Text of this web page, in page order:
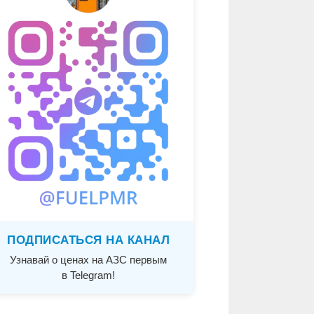
ПОДПИСАТЬСЯ НА КАНАЛ
Узнавай о ценах на АЗС первым
в Telegram!